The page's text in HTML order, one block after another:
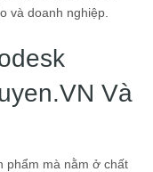
và doanh nghiệp.
Và
phẩm mà nằm ở chất